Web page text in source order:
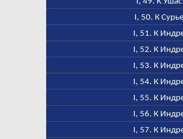
I, 50. К Сурье
I, 51. К
I, 52. К
I, 53. К
I, 54. К
I, 55. К
I, 56. К
I, 57. К